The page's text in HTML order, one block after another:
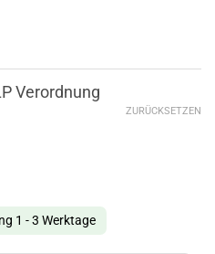
Verordnung
ZURÜCKSETZEN
1 - 3 Werktage